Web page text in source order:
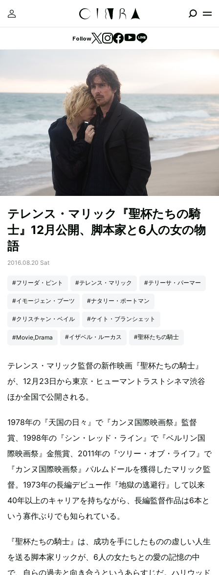
Follow
テレンス・マリック『聖杯たちの騎
士』12月公開、脚本家と6人の女の物
語
2016.08.20 Sat
#フリーダ・ピント #テレンス・マリック #テリーサ・パーマー
#イモージェン・プーツ #ナタリー・ポートマン
#クリスチャン・ベイル #ケイト・ブランシェット
#Movie,Drama #イザベル・ルーカス #聖杯たちの騎士
テレンス・マリック監督の新作映画『聖杯たちの騎士』
が、12月23日から東京・ヒューマントラストシネマ渋谷
ほか全国で公開される。
1978年の『天国の日々』で『カンヌ国際映画祭』監督
賞、1998年の『シン・レッド・ライン』で『ベルリン国
際映画祭』金熊賞、2011年の『ツリー・オブ・ライフ』で
『カンヌ国際映画祭』パルムドールを獲得したマリック監
督。1973年の長編デビュー作『地獄の逃避行』して以来
40年以上のキャリアを持ちながら、長編監督作品は6本と
いう寡作ぶりでも知られている。
『聖杯たちの騎士』は、成功を手にしたものの虚しい人生
を送る脚本家リックが、6人の女たちとの愛の記憶の中
で、自らの過去と向き合うというあらすじだ。ハリウッド